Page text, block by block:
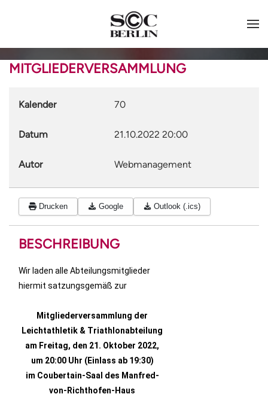
MITGLIEDERVERSAMMLUNG
Kalender 70
Datum 21.10.2022 20:00
Autor Webmanagement
Drucken Google Outlook (.ics)
BESCHREIBUNG
Wir laden alle Abteilungsmitglieder
hiermit satzungsgemäß zur
Mitgliederversammlung der
Leichtathletik & Triathlonabteilung
am Freitag, den 21. Oktober 2022,
um 20:00 Uhr (Einlass ab 19:30)
im Coubertain-Saal des Manfred-
von-Richthofen-Haus